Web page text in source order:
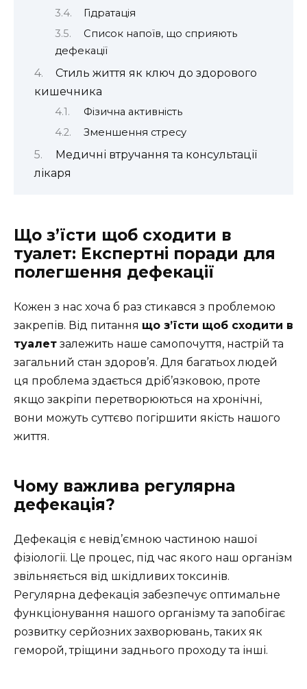
Гідратація
Список напоїв, що сприяють
дефекації
Стиль життя як ключ до здорового
кишечника
Фізична активність
Зменшення стресу
Медичні втручання та консультації
лікаря
Що з’їсти щоб сходити в
туалет: Експертні поради для
полегшення дефекації
Кожен з нас хоча б раз стикався з проблемою
закрепів. Від питання що з’їсти щоб сходити в
туалет залежить наше самопочуття, настрій та
загальний стан здоров’я. Для багатьох людей
ця проблема здається дріб’язковою, проте
якщо закріпи перетворюються на хронічні,
вони можуть суттєво погіршити якість нашого
життя.
Чому важлива регулярна
дефекація?
Дефекація є невід’ємною частиною нашої
фізіології. Це процес, під час якого наш організм
звільняється від шкідливих токсинів.
Регулярна дефекація забезпечує оптимальне
функціонування нашого організму та запобігає
розвитку серйозних захворювань, таких як
геморой, тріщини заднього проходу та інші.